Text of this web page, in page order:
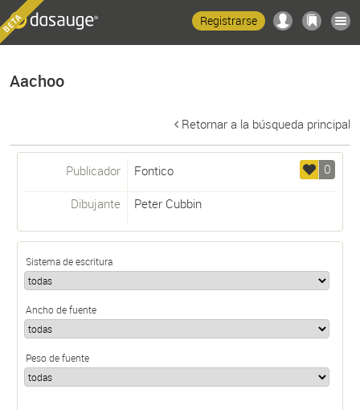
Registrarse
Aachoo
Retornar a la búsqueda principal
0
Publicador Fontico
Dibujante Peter Cubbin
Sistema de escritura
Ancho de fuente
Peso de fuente